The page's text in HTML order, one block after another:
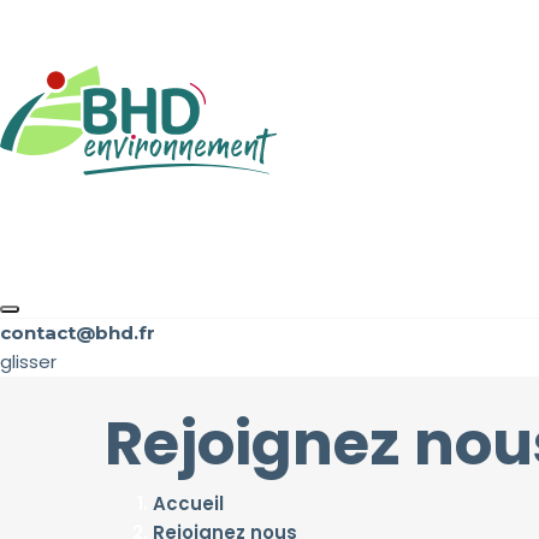
contact@bhd.fr
glisser
Rejoignez
Accueil
Rejoignez nous